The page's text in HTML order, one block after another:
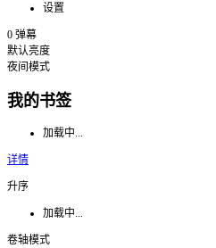
设置
0 弹幕
默认亮度
夜间模式
我的书签
加载中...
详情
升序
加载中...
卷轴模式